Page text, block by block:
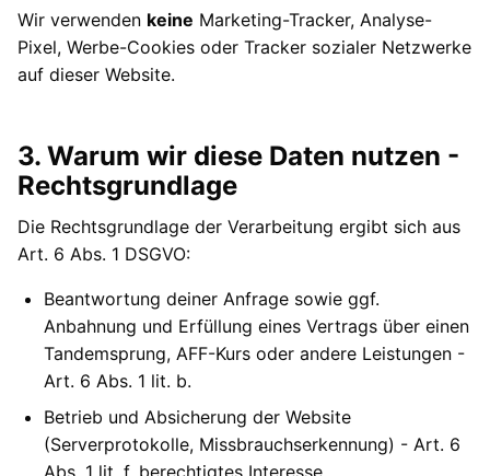
Wir verwenden keine Marketing-Tracker, Analyse-
Pixel, Werbe-Cookies oder Tracker sozialer Netzwerke
auf dieser Website.
3. Warum wir diese Daten nutzen -
Rechtsgrundlage
Die Rechtsgrundlage der Verarbeitung ergibt sich aus
Art. 6 Abs. 1 DSGVO:
Beantwortung deiner Anfrage sowie ggf.
Anbahnung und Erfüllung eines Vertrags über einen
Tandemsprung, AFF-Kurs oder andere Leistungen -
Art. 6 Abs. 1 lit. b.
Betrieb und Absicherung der Website
(Serverprotokolle, Missbrauchserkennung) - Art. 6